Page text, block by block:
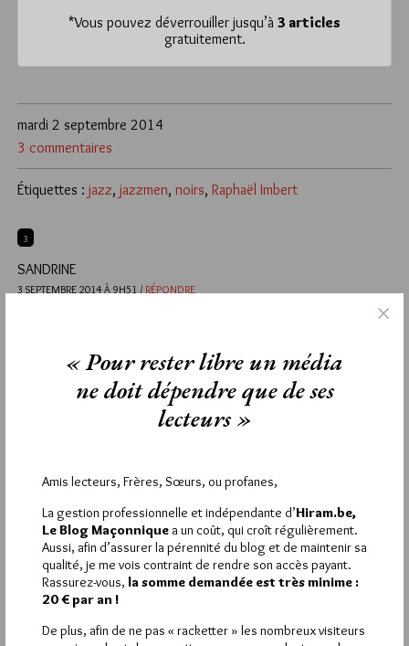
*Vous pouvez déverrouiller jusqu’à 3 articles
gratuitement.
mardi 2 septembre 2014
3 commentaires
Étiquettes : jazz, jazzmen, noirs, Raphaël Imbert
3
SANDRINE
3 SEPTEMBRE 2014 À 9H51 / RÉPONDRE
Très bon livre et l’auteur en parle tellement bien, passionné et
est également disponible dans les librairies et sur le site de la
librairie.com
http://www.lalibrairie.com/tous-les-livres/jazz-supreme—inities-
mystiques-et-prophetes-imbert-raphael-9782841623440.html
2 SEPTEMBRE 2014 À 10H52 / RÉPONDRE
la musique adoucit les mœurs dit-on; bel exemple avec ce
monsieur Raphael Imbert; qui a concocté musique et FM… de la
sociétè Afro-Américaine (F. de couleur et F. blancs) Ensemble
peu probable aux Etats – Unis.. et pourtant le sang qui coule
dans les veines sous une peau différente; est bien de couleur
rouge.. d’où la F. Maçonnique…
« Pour rester libre un média
ne doit dépendre que de ses
lecteurs »
Amis lecteurs, Frères, Sœurs, ou profanes,
La gestion professionnelle et indépendante d’Hiram.be,
Le Blog Maçonnique a un coût, qui croît régulièrement.
Aussi, afin d’assurer la pérennité du blog et de maintenir sa
qualité, je me vois contraint de rendre son accès payant.
Rassurez-vous, la somme demandée est très minime :
20 € par an !
De plus, afin de ne pas « racketter » les nombreux visiteurs